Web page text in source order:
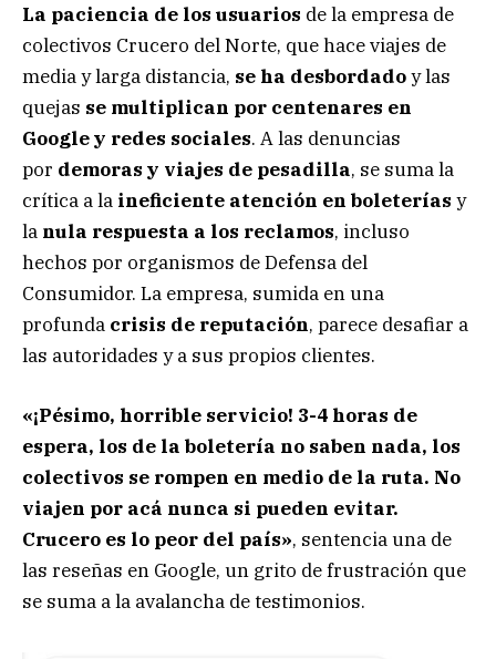
La paciencia de los usuarios de la empresa de
colectivos Crucero del Norte, que hace viajes de
media y larga distancia, se ha desbordadoy las
quejas se multiplican por centenares en
Google y redes sociales. A las denuncias
por demoras y viajes de pesadilla, se suma la
crítica a la ineficiente atención en boleterías y
la nula respuesta a los reclamos, incluso
hechos por organismos de Defensa del
Consumidor. La empresa, sumida en una
profunda crisis de reputación, parece desafiar a
las autoridades y a sus propios clientes.
«¡Pésimo, horrible servicio! 3-4 horas de
espera, los de la boletería no saben nada, los
colectivos se rompen en medio de la ruta. No
viajen por acá nunca si pueden evitar.
Crucero es lo peor del país», sentencia una de
las reseñas en Google, un grito de frustración que
se suma a la avalancha de testimonios.